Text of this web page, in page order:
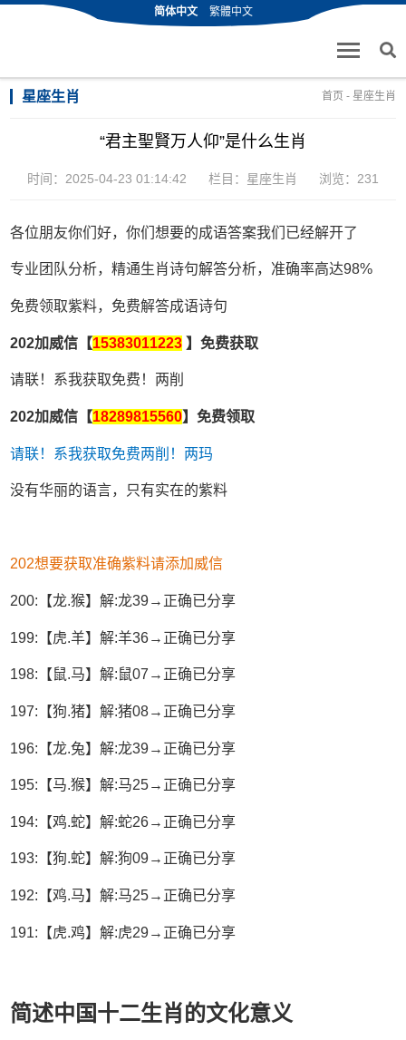
简体中文 繁體中文
星座生肖 首页 - 星座生肖
“君主聖賢万人仰”是什么生肖
时间：2025-04-23 01:14:42 栏目： 星座生肖 浏览：231
各位朋友你们好，你们想要的成语答案我们已经解开了
专业团队分析，精通生肖诗句解答分析，准确率高达98%
免费领取紫料，免费解答成语诗句
202加威信【15383011223 】免费获取
请联！系我获取免费！两削
202加威信【18289815560】免费领取
请联！系我获取免费两削！两玛
没有华丽的语言，只有实在的紫料
202想要获取准确紫料请添加威信
200:【龙.猴】解:龙39→正确已分享
199:【虎.羊】解:羊36→正确已分享
198:【鼠.马】解:鼠07→正确已分享
197:【狗.猪】解:猪08→正确已分享
196:【龙.兔】解:龙39→正确已分享
195:【马.猴】解:马25→正确已分享
194:【鸡.蛇】解:蛇26→正确已分享
193:【狗.蛇】解:狗09→正确已分享
192:【鸡.马】解:马25→正确已分享
191:【虎.鸡】解:虎29→正确已分享
简述中国十二生肖的文化意义